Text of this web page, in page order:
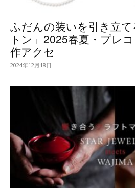
ふだんの装いを引き立
トン」2025春夏・プレ
作アクセ
2024年12月18日